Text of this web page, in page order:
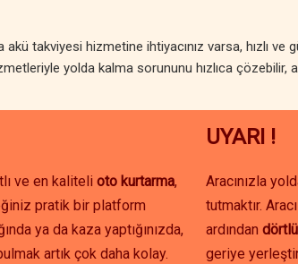
takviyesi hizmetine ihtiyacınız varsa, hızlı ve
yolda kalma sorununu hızlıca çözebilir,
ve en kaliteli oto kurtarma,
pratik bir platform
ya da kaza yaptığınızda,
artık çok daha kolay.
UYARI !
Aracınızla
tutmaktır.
ardından
geriye